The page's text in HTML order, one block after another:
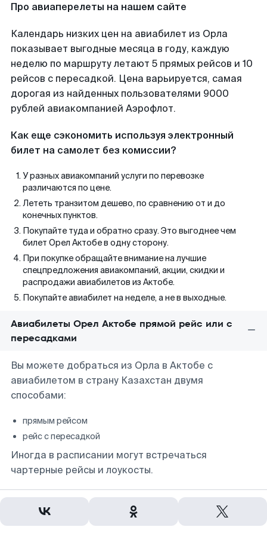
Про авиаперелеты на нашем сайте
Календарь низких цен на авиабилет из Орла
показывает выгодные месяца в году, каждую
неделю по маршруту летают 5 прямых рейсов и 10
рейсов с пересадкой. Цена варьируется, самая
дорогая из найденных пользователями 9000
рублей авиакомпанией Аэрофлот.
Как еще сэкономить используя электронный
билет на самолет без комиссии?
У разных авиакомпаний услуги по перевозке
различаются по цене.
Лететь транзитом дешево, по сравнению от и до
конечных пунктов.
Покупайте туда и обратно сразу. Это выгоднее чем
билет Орел Актобе в одну сторону.
При покупке обращайте внимание на лучшие
спецпредложения авиакомпаний, акции, скидки и
распродажи авиабилетов из Актобе.
Покупайте авиабилет на неделе, а не в выходные.
Авиабилеты Орел Актобе прямой рейс или с
пересадками
Вы можете добраться из Орла в Актобе с
авиабилетом в страну Казахстан двумя
способами:
прямым рейсом
рейс с пересадкой
Иногда в расписании могут встречаться
чартерные рейсы и лоукосты.